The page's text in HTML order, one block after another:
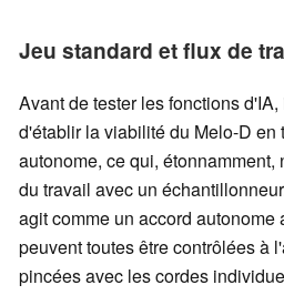
Jeu standard et flux de
Avant de tester les fonctions
d'établir la viabilité du Melo-D en
autonome, ce qui, étonnamment,
du travail avec un
agit comme un accord autonome
peuvent toutes être contrôlées à
pincées avec les cordes